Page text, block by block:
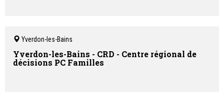
Yverdon-les-Bains
Yverdon-les-Bains - CRD - Centre régional de
décisions PC Familles